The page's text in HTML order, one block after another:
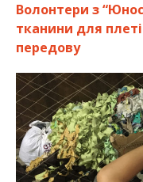
Волонтери з
тканини для
передову